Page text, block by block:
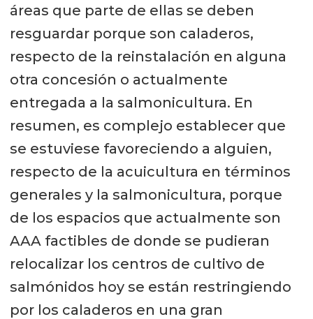
áreas que parte de ellas se deben
resguardar porque son caladeros,
respecto de la reinstalación en alguna
otra concesión o actualmente
entregada a la salmonicultura. En
resumen, es complejo establecer que
se estuviese favoreciendo a alguien,
respecto de la acuicultura en términos
generales y la salmonicultura, porque
de los espacios que actualmente son
AAA factibles de donde se pudieran
relocalizar los centros de cultivo de
salmónidos hoy se están restringiendo
por los caladeros en una gran